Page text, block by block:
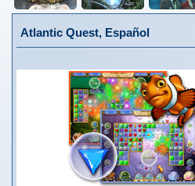
Atlantic Quest, Español